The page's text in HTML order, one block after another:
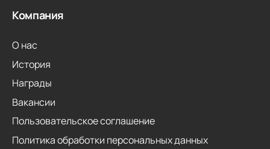
Компания
О нас
История
Награды
Вакансии
Пользовательское соглашение
Политика обработки персональных данных